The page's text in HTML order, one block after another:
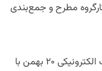
مطرح و جمع‌­بندی
آخرین جلسه کارگروه مشورتی راهبری تجارت الکترونیکی ۲۰ بهمن با